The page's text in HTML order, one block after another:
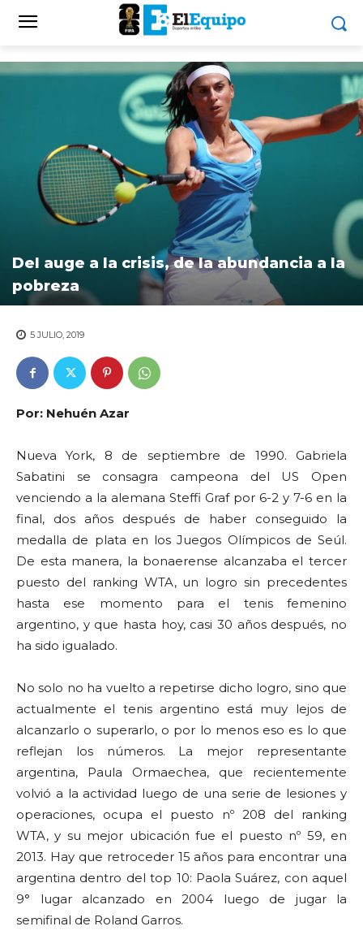
Del auge a la crisis, de la abundancia a la
pobreza
5 JULIO, 2019
Por: Nehuén Azar
Nueva York, 8 de septiembre de 1990. Gabriela
Sabatini se consagra campeona del US Open
venciendo a la alemana Steffi Graf por 6-2 y 7-6 en la
final, dos años después de haber conseguido la
medalla de plata en los Juegos Olímpicos de Seúl.
De esta manera, la bonaerense alcanzaba el tercer
puesto del ranking WTA, un logro sin precedentes
hasta ese momento para el tenis femenino
argentino, y que hasta hoy, casi 30 años después, no
ha sido igualado.
No solo no ha vuelto a repetirse dicho logro, sino que
actualmente el tenis argentino está muy lejos de
alcanzarlo o superarlo, o por lo menos eso es lo que
reflejan los números. La mejor representante
argentina, Paula Ormaechea, que recientemente
volvió a la actividad luego de una serie de lesiones y
operaciones, ocupa el puesto nº 208 del ranking
WTA, y su mejor ubicación fue el puesto nº 59, en
2013. Hay que retroceder 15 años para encontrar una
argentina dentro del top 10: Paola Suárez, con aquel
9° lugar alcanzado en 2004 luego de jugar la
semifinal de Roland Garros.